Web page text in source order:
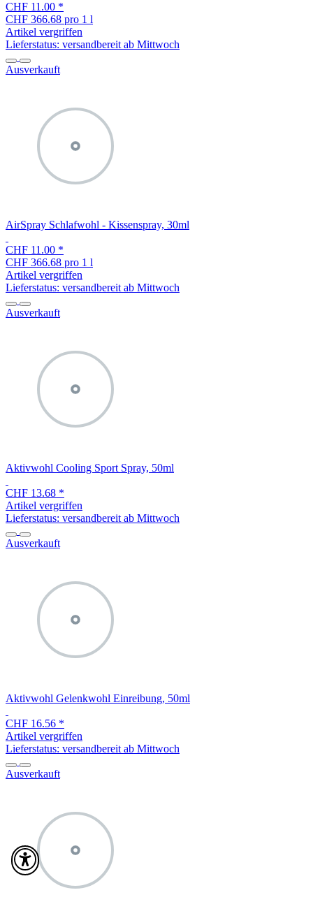
CHF 11.00 *
CHF 366.68 pro 1 l
Artikel vergriffen
Lieferstatus: versandbereit ab Mittwoch
Ausverkauft
AirSpray Schlafwohl - Kissenspray, 30ml
CHF 11.00 *
CHF 366.68 pro 1 l
Artikel vergriffen
Lieferstatus: versandbereit ab Mittwoch
Ausverkauft
Aktivwohl Cooling Sport Spray, 50ml
CHF 13.68 *
Artikel vergriffen
Lieferstatus: versandbereit ab Mittwoch
Ausverkauft
Aktivwohl Gelenkwohl Einreibung, 50ml
CHF 16.56 *
Artikel vergriffen
Lieferstatus: versandbereit ab Mittwoch
Ausverkauft